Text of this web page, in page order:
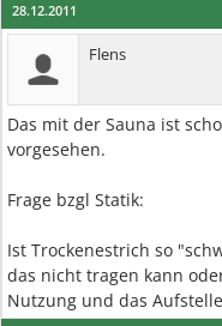
28.12.2011
Flens
Das mit der Sauna ist
vorgesehen.
Frage bzgl Statik:
Ist Trockenestrich so
das nicht tragen kann
Nutzung und das